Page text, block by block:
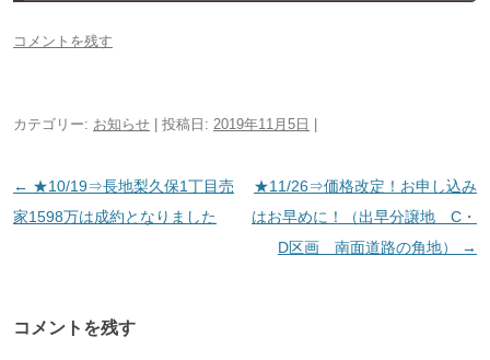
コメントを残す
カテゴリー: お知らせ | 投稿日: 2019年11月5日
投
稿
ー
← ★10/19⇒長地梨久保1丁目売
家1598万は成約となりました
★11/26⇒価格改定！お申し込み
はお早めに！（出早分譲地 C・
D区画 南面道路の角地）
→
コメントを残す